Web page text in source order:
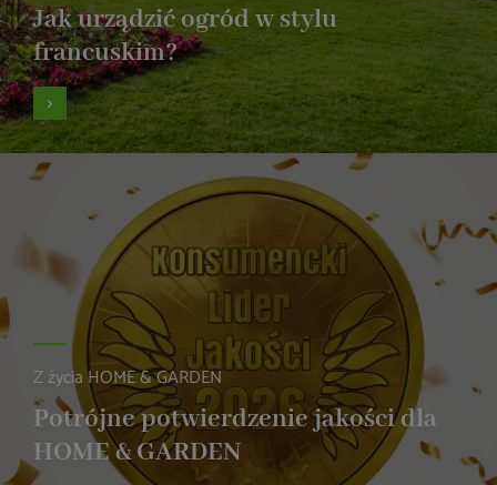
Jak urządzić ogród w stylu
francuskim?
Z życia HOME & GARDEN
Potrójne potwierdzenie jakości dla
HOME & GARDEN